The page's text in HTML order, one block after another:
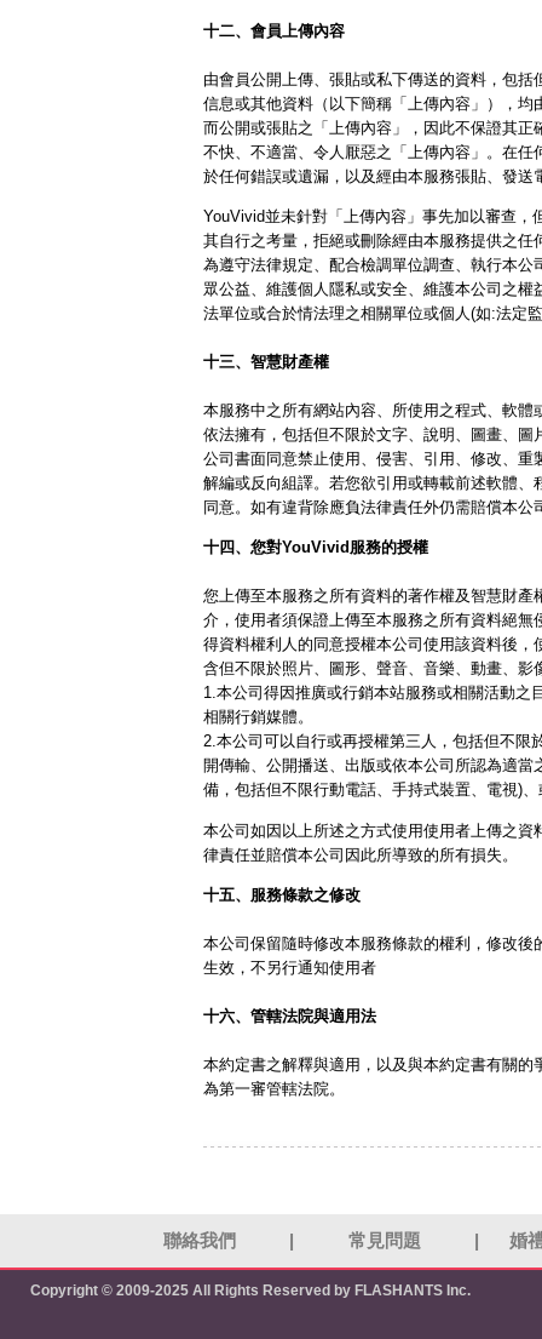
十二、會員上傳內容
由會員公開上傳、張貼或私下傳送的資料，包
信息或其他資料（以下簡稱「上傳內容」），
而公開或張貼之「上傳內容」，因此不保證其
不快、不適當、令人厭惡之「上傳內容」。在
於任何錯誤或遺漏，以及經由本服務張貼、發
YouVivid並未針對「上傳內容」事先加以審查
其自行之考量，拒絕或刪除經由本服務提供之任
為遵守法律規定、配合檢調單位調查、執行本
眾公益、維護個人隱私或安全、維護本公司之
法單位或合於情法理之相關單位或個人(如:法定
十三、智慧財產權
本服務中之所有網站內容、所使用之程式、軟
依法擁有，包括但不限於文字、說明、圖畫、
公司書面同意禁止使用、侵害、引用、修改、
解編或反向組譯。若您欲引用或轉載前述軟體
同意。如有違背除應負法律責任外仍需賠償本公
十四、您對YouVivid服務的授權
您上傳至本服務之所有資料的著作權及智慧財
介，使用者須保證上傳至本服務之所有資料絕
得資料權利人的同意授權本公司使用該資料後
含但不限於照片、圖形、聲音、音樂、動畫、
1.本公司得因推廣或行銷本站服務或相關活動
相關行銷媒體。
2.本公司可以自行或再授權第三人，包括但不限
開傳輸、公開播送、出版或依本公司所認為適
備，包括但不限行動電話、手持式裝置、電視)
本公司如因以上所述之方式使用使用者上傳之
律責任並賠償本公司因此所導致的所有損失。
十五、服務條款之修改
本公司保留隨時修改本服務條款的權利，修改
生效，不另行通知使用者
十六、管轄法院與適用法
本約定書之解釋與適用，以及與本約定書有關
為第一審管轄法院。
聯絡我們 常見問題 婚
Copyright © 2009-2025 All Rights Reserved by FLASHANTS Inc.